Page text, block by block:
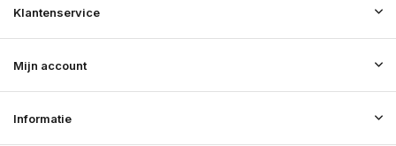
Klantenservice
Mijn account
Informatie